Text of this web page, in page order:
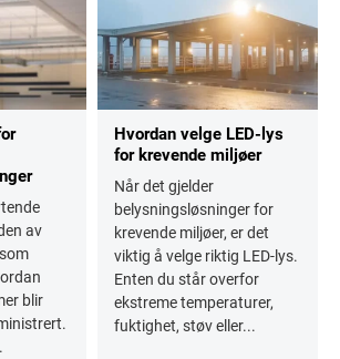
av
blir
Hvordan velge LED-lys
for krevende miljøer
Når det gjelder
belysningsløsninger for
krevende miljøer, er det
viktig å velge riktig LED-lys.
Enten du står overfor
ekstreme temperaturer,
fuktighet, støv eller...